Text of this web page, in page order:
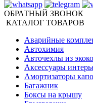
ОБРАТНЫЙ ЗВОНОК
КАТАЛОГ ТОВАРОВ
Аварийные
Автохимия
Авточехлы из
Аксессуары
Амортизаторы
Багажник
Боксы на крышу